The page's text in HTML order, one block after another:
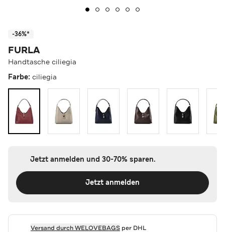
-36%*
FURLA
Handtasche ciliegia
Farbe: ciliegia
Jetzt anmelden und 30-70% sparen.
Jetzt anmelden
Versand durchWELOVEBAGSper DHL